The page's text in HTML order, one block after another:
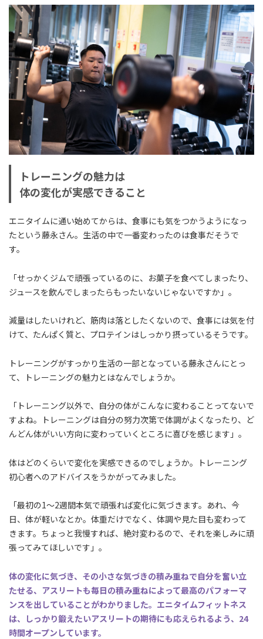
トレーニングの魅力は
体の変化が実感できること
エニタイムに通い始めてからは、食事にも気をつかうようになっ
たという藤永さん。生活の中で一番変わったのは食事だそうで
す。
「せっかくジムで頑張っているのに、お菓子を食べてしまったり、
ジュースを飲んでしまったらもったいないじゃないですか」。
減量はしたいけれど、筋肉は落としたくないので、食事には気を付
けて、たんぱく質と、プロテインはしっかり摂っているそうです。
トレーニングがすっかり生活の一部となっている藤永さんにとっ
て、トレーニングの魅力とはなんでしょうか。
「トレーニング以外で、自分の体がこんなに変わることってないで
すよね。トレーニングは自分の努力次第で体調がよくなったり、ど
んどん体がいい方向に変わっていくところに喜びを感じます」。
体はどのくらいで変化を実感できるのでしょうか。トレーニング
初心者へのアドバイスをうかがってみました。
「最初の1～2週間本気で頑張れば変化に気づきます。あれ、今
日、体が軽いなとか。体重だけでなく、体調や見た目も変わって
きます。ちょっと我慢すれば、絶対変わるので、それを楽しみに頑
張ってみてほしいです」。
体の変化に気づき、その小さな気づきの積み重ねで自分を奮い立
たせる、アスリートも毎日の積み重ねによって最高のパフォーマ
ンスを出していることがわかりました。エニタイムフィットネス
は、しっかり鍛えたいアスリートの期待にも応えられるよう、24
時間オープンしています。